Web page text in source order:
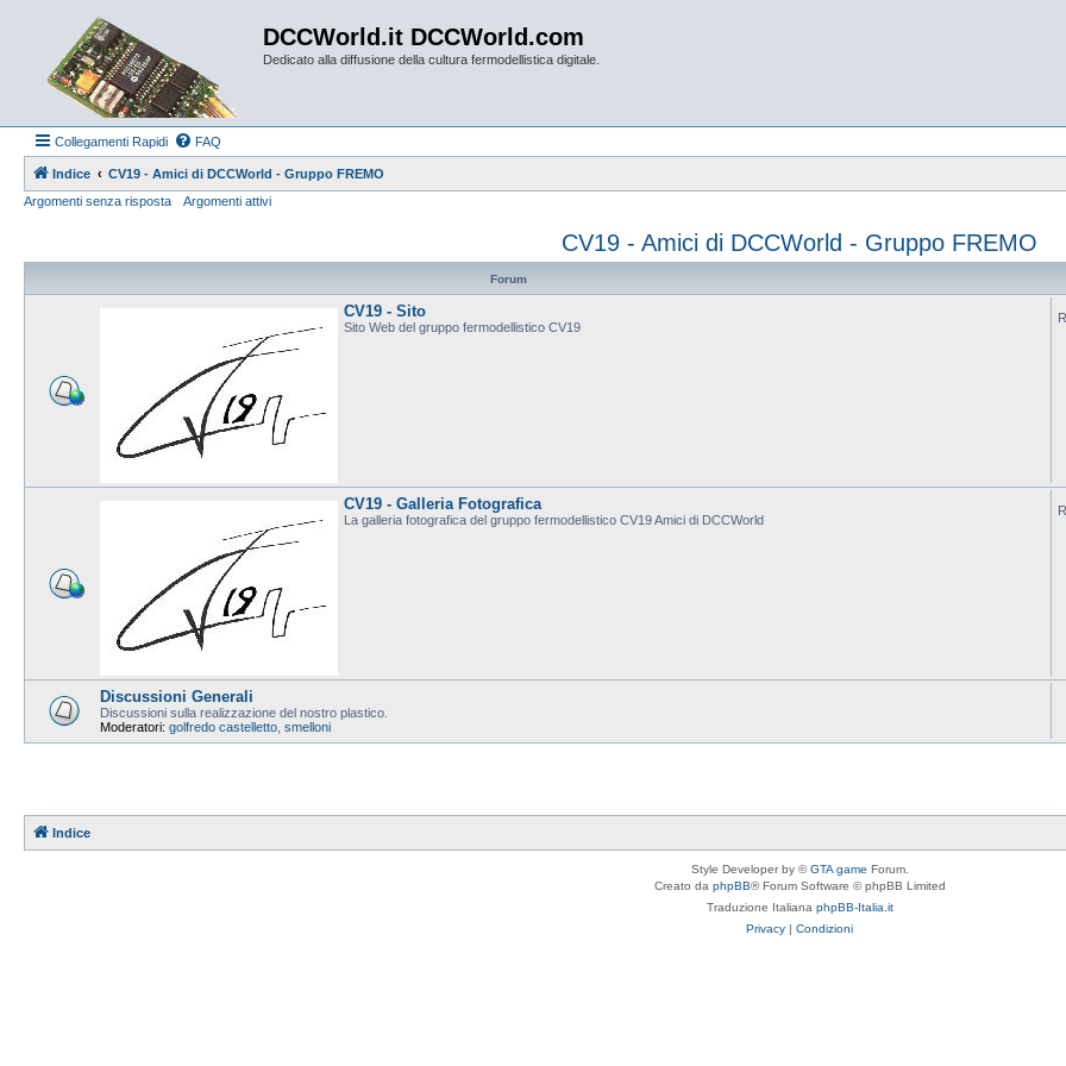
DCCWorld.it DCCWorld.com
Dedicato alla diffusione della cultura fermodellistica digitale.
Collegamenti Rapidi FAQ
Indice
CV19 - Amici di DCCWorld - Gruppo FREMO
Argomenti senza risposta
Argomenti attivi
CV19 - Amici di DCCWorld - Gruppo FREMO
Forum
CV19 - Sito
Sito Web del gruppo fermodellistico CV19
CV19 - Galleria Fotografica
La galleria fotografica del gruppo fermodellistico CV19 Amici di DCCWorld
Discussioni Generali
Discussioni sulla realizzazione del nostro plastico.
Moderatori: golfredo castelletto smelloni
Indice
Style Developer by ©GTA game Forum.
Creato da phpBB® Forum Software © phpBB Limited
Traduzione Italiana phpBB-Italia.it
Privacy | Condizioni